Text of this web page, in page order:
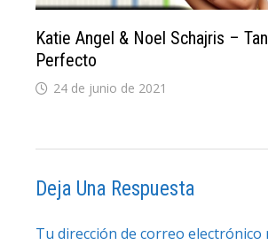
Katie Angel & Noel Schajris – Tan
Perfecto
24 de junio de 2021
Deja Una Respuesta
Tu dirección de correo electrónico